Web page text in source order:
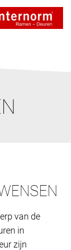
van de
in
zijn